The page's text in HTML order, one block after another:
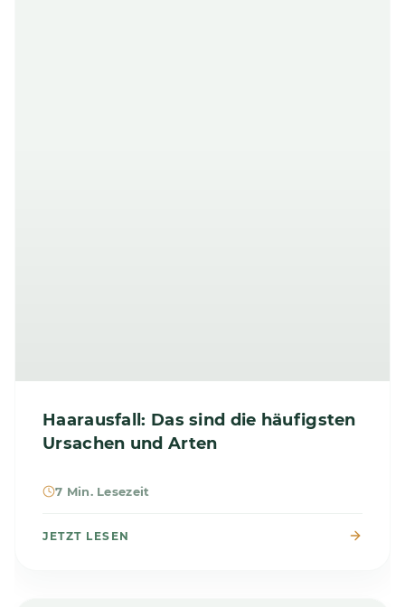
Haarausfall: Das sind die häufigsten
Ursachen und Arten
7 Min. Lesezeit
JETZT LESEN